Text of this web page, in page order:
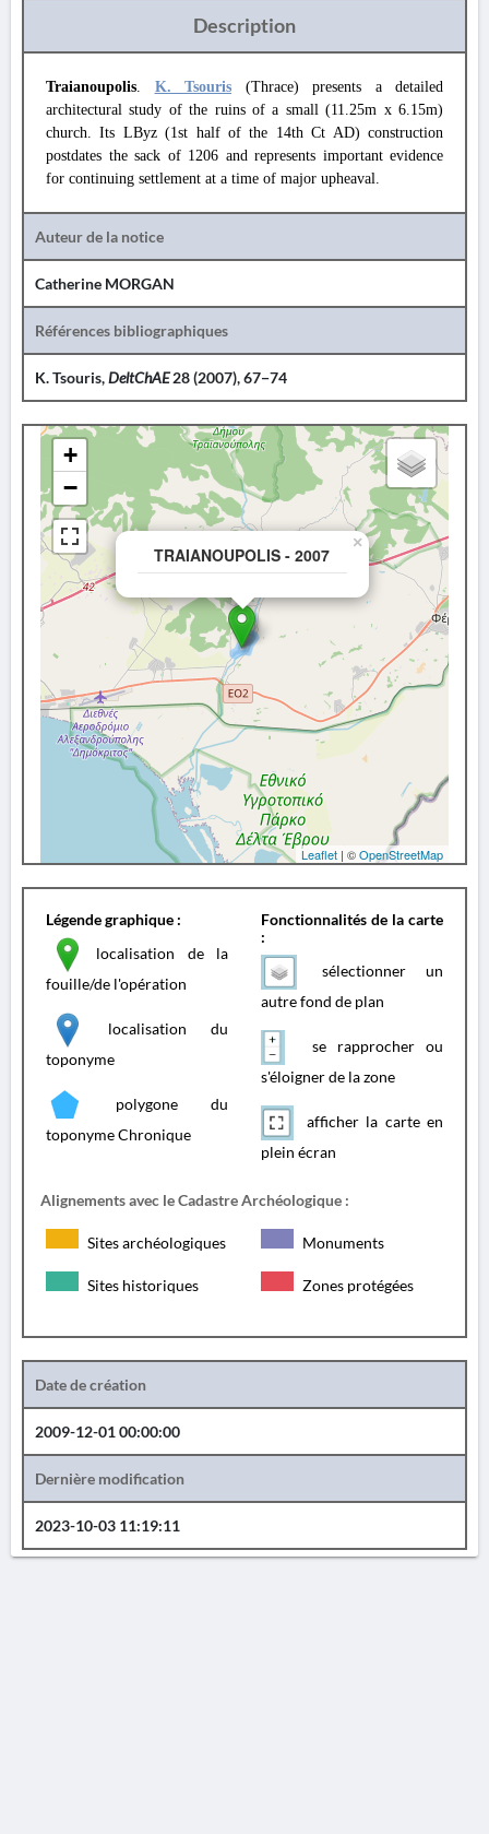
Description
Traianoupolis. K. Tsouris (Thrace) presents a detailed
architectural study of the ruins of a small (11.25m x 6.15m)
church. Its LByz (1st half of the 14th Ct AD) construction
postdates the sack of 1206 and represents important evidence
for continuing settlement at a time of major upheaval.
Auteur de la notice
Catherine MORGAN
Références bibliographiques
K. Tsouris,DeltChAE28 (2007), 67−74
TRAIANOUPOLIS - 2007
×
+
−
Leaflet | ©OpenStreetMap
Légende graphique :
localisation de la
fouille/de l'opération
localisation du
toponyme
polygone du
toponyme Chronique
Fonctionnalités de la carte
:
sélectionner un
autre fond de plan
se rapprocher ou
s'éloigner de la zone
afficher la carte en
plein écran
Alignements avec le Cadastre Archéologique :
Sites archéologiques Monuments
Sites historiques Zones protégées
Date de création
2009-12-01 00:00:00
Dernière modification
2023-10-03 11:19:11